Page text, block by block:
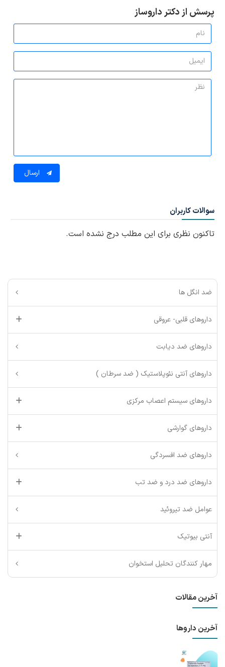
پرسش از دکتر داروساز
ارسال
سوالات کاربران
تاکنون نظری برای این مطلب درج نشده است.
ضد انگل ها
داروهای قلبی- عروقی
داروهای ضد دیابت
داروهای آنتی نئوپلاستیک ( ضد سرطان )
داروهای سیستم اعصاب مرکزی
داروهای گوارشی
داروهای ضد افسردگی
داروهای ضد درد و ضد تب
عوامل ضد تیروئید
آنتی بیوتیک
مهار کنندگان تحلیل استخوان
آخرین مقالات
آخرین داروها